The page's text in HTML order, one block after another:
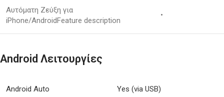
Αυτόματη Ζεύξη για
iPhone/AndroidFeature description
•
Android Λειτουργίες
Android Auto Yes (via USB)